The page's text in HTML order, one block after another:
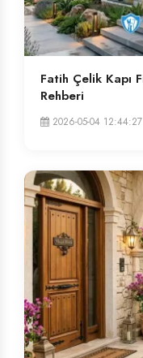
Fatih Çelik Kapı
Rehberi
2026-05-04 12:44:27